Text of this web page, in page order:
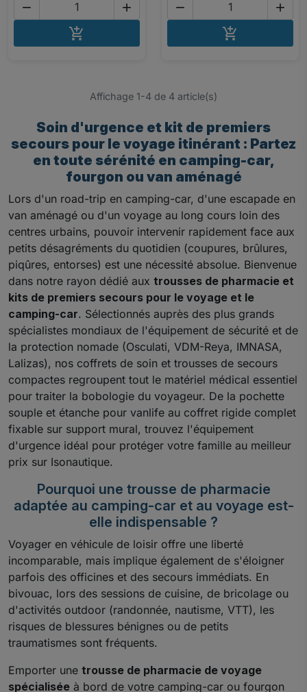
 

 

Affichage 1-4 de 4 article(s)
Soin d'urgence et kit de premiers
secours pour le voyage itinérant : Partez
en toute sérénité en camping-car,
fourgon ou van aménagé
Lors d'un road-trip en camping-car, d'une escapade en
van aménagé ou d'un voyage au long cours loin des
centres urbains, pouvoir intervenir rapidement face aux
petits désagréments du quotidien (coupures, brûlures,
piqûres, entorses) est une nécessité absolue. Bienvenue
dans notre rayon dédié aux trousses de pharmacie et
kits de premiers secours pour le voyage et le
camping-car. Sélectionnés auprès des plus grands
spécialistes mondiaux de l'équipement de sécurité et de
la protection nomade (Osculati, VDM-Reya, IMNASA,
Lalizas), nos coffrets de soin et trousses de secours
compactes regroupent tout le matériel médical essentiel
pour traiter la bobologie du voyageur. De la pochette
souple et étanche pour vanlife au coffret rigide complet
fixable sur support mural, trouvez l'équipement
d'urgence idéal pour protéger votre famille au meilleur
prix sur Isonautique.
Pourquoi une trousse de pharmacie
adaptée au camping-car et au voyage est-
elle indispensable ?
Voyager en véhicule de loisir offre une liberté
incomparable, mais implique également de s'éloigner
parfois des officines et des secours immédiats. En
bivouac, lors des sessions de cuisine, de bricolage ou
d'activités outdoor (randonnée, nautisme, VTT), les
risques de blessures bénignes ou de petits
traumatismes sont fréquents.
Emporter une trousse de pharmacie de voyage
spécialisée à bord de votre camping-car ou fourgon